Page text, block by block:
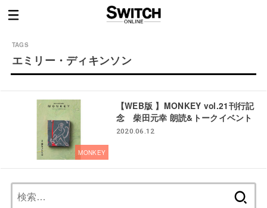
エミリー・ディキンソン
MONKEY
【WEB版 】MONKEY vol.21刊行記
念 柴田元幸 朗読&トークイベント
2020.06.12